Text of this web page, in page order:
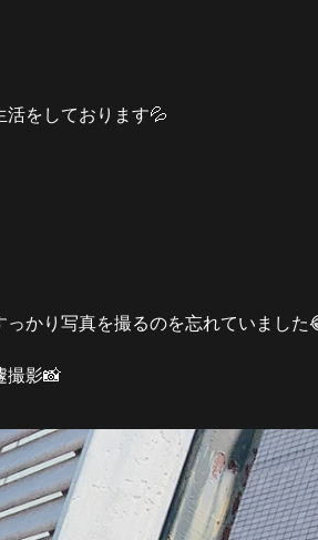
活をしております💦
かり写真を撮るのを忘れていました
撮影📸